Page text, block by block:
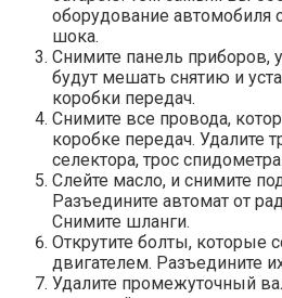
оборудование автомобиля
шока.
Снимите панель приборов,
будут мешать снятию и
коробки передач.
Снимите все провода,
коробке передач. Удалите
селектора, трос спидометра.
Слейте масло, и снимите
Разъедините автомат от
Снимите шланги.
Открутите болты, которые
двигателем. Разъедините
Удалите промежуточный